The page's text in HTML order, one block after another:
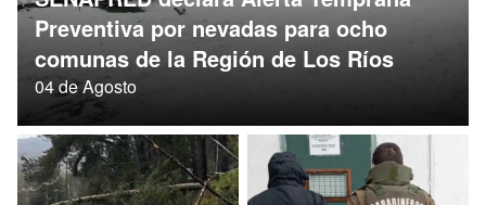
Nacional
Política
Preventiva por nevadas para ocho
comunas de la Región de Los Ríos
04 de Agosto